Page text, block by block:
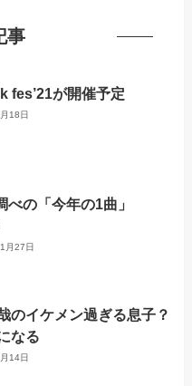
事
fes’21が開催予定
18日
べの「今年の1曲」
月27日
のイケメン過ぎる息子？
なる
14日